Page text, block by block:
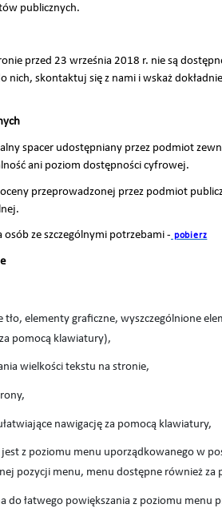
publicznych.
przed 23 września 2018 r. nie są
nich, skontaktuj się z nami i wskaż
spacer udostępniany przez podmiot
ani poziom dostępności cyfrowej.
przeprowadzonej przez podmiot
ze szczególnymi potrzebami - pobierz
elementy graficzne, wyszczególnione
pomocą klawiatury),
wielkości tekstu na stronie,
nawigację za pomocą klawiatury,
z poziomu menu uporządkowanego w
pozycji menu, menu dostępne również
łatwego powiększania z poziomu menu